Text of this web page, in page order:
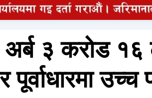
अर्ब ३ करोड
पूर्वाधारमा